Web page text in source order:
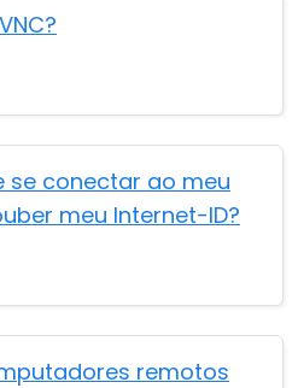
se conectar ao meu
meu Internet-ID?
remotos